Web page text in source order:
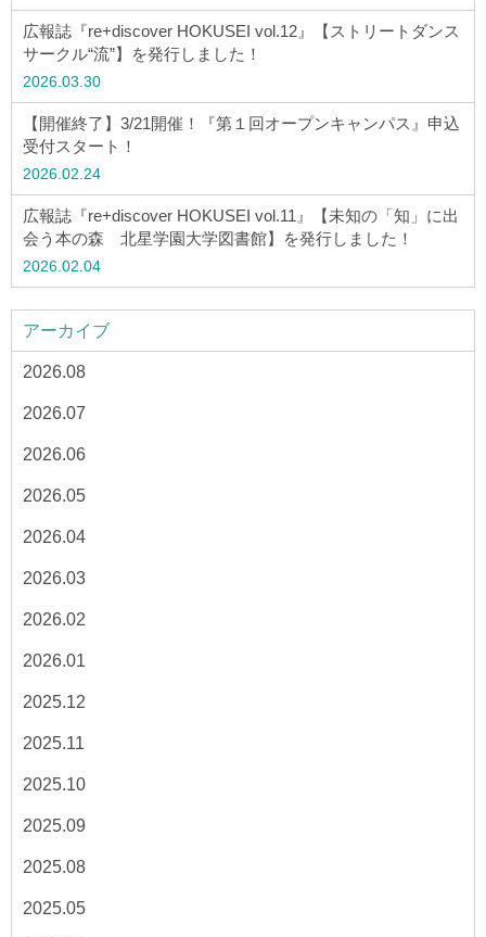
サイトマップ
© Copyright2026 Hokusei Gakuen University.
All rights reserved.
広報誌『re+discover HOKUSEI vol.12』【ストリートダンス
サークル“流”】を発行しました！
2026.03.30
【開催終了】3/21開催！『第１回オープンキャンパス』申込
受付スタート！
2026.02.24
広報誌『re+discover HOKUSEI vol.11』【未知の「知」に出
会う本の森 北星学園大学図書館】を発行しました！
2026.02.04
アーカイブ
2026.08
2026.07
2026.06
2026.05
2026.04
2026.03
2026.02
2026.01
2025.12
2025.11
2025.10
2025.09
2025.08
2025.05